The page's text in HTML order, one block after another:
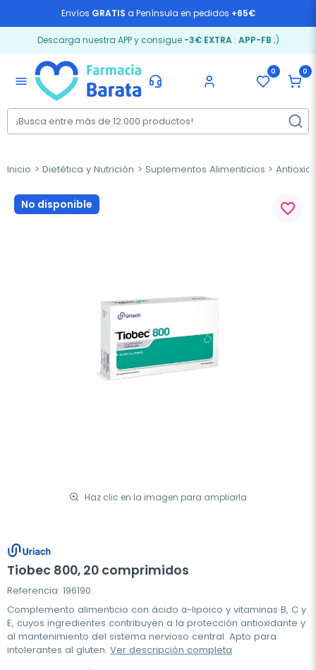
Envíos GRATIS a Península en pedidos +65€
Descarga nuestra APP y consigue -3€ EXTRA: APP-FB ;)
menu
0 0
Inicio Dietética y Nutrición Suplementos Alimenticios
No disponible
Haz clic en la imagen para ampliarla
favorite_border
Tiobec 800, 20 comprimidos
Referencia: 196190
Complemento alimenticio con ácido α-lipoico y vitaminas B, C y
E, cuyos ingredientes contribuyen a la protección antioxidante y
al mantenimiento del sistema nervioso central. Apto para
intolerantes al gluten. Ver descripción completa